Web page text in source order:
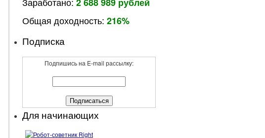
2 688 989 рублей
Общая доходность: 216%
Подписка
Подпишись на E-mail рассылку:
Для начинающих